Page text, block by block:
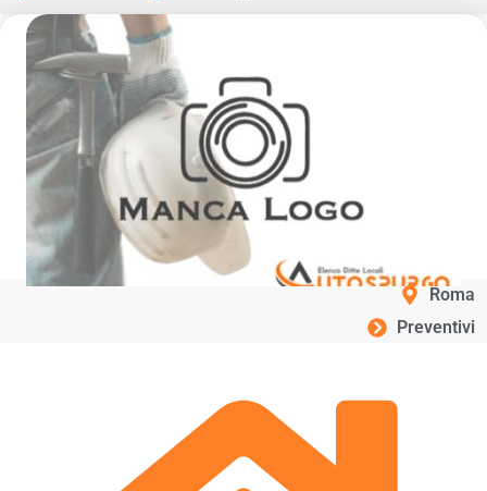
Roma
Preventivi